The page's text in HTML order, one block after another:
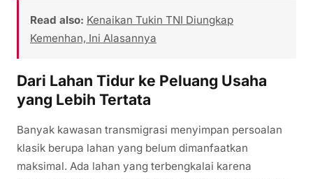
Read also: Kenaikan Tukin TNI Diungkap
Kemenhan, Ini Alasannya
Dari Lahan Tidur ke Peluang Usaha
yang Lebih Tertata
Banyak kawasan transmigrasi menyimpan persoalan
klasik berupa lahan yang belum dimanfaatkan
maksimal. Ada lahan yang terbengkalai karena